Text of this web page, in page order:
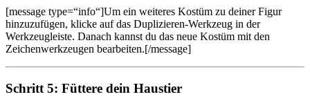
[message type=“info“]Um ein weiteres Kostüm zu deiner Figur
hinzuzufügen, klicke auf das Duplizieren-Werkzeug in der
Werkzeugleiste. Danach kannst du das neue Kostüm mit den
Zeichenwerkzeugen bearbeiten.[/message]
Schritt 5: Füttere dein Haustier